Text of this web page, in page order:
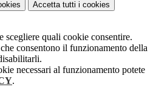
Accetta tutti i cookies
scegliere quali cookie consentire.
consentono il funzionamento della
necessari al funzionamento potete
.